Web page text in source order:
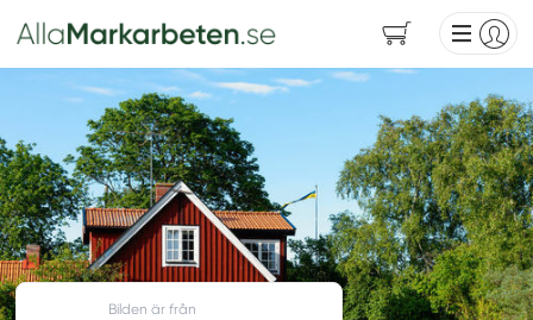
Bilden är från